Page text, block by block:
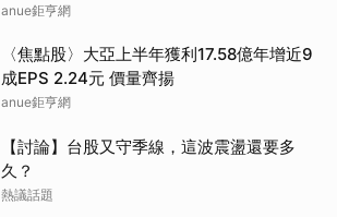
anue鉅亨網
〈焦點股〉大亞上半年獲利17.58億年增近9
成EPS 2.24元 價量齊揚
anue鉅亨網
【討論】台股又守季線，這波震盪還要多
久？
熱議話題